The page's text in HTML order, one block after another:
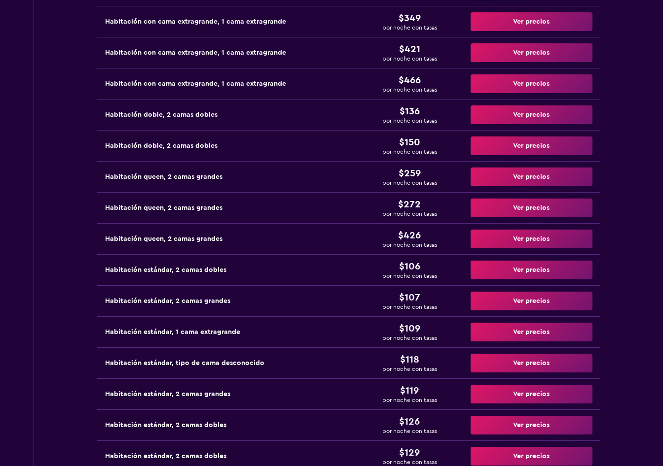
Habitación con cama extragrande, 1 cama extragrande $349
por noche con tasas
Ver precios
Habitación con cama extragrande, 1 cama extragrande $421
por noche con tasas
Ver precios
Habitación con cama extragrande, 1 cama extragrande $466
por noche con tasas
Ver precios
Habitación doble, 2 camas dobles $136
por noche con tasas
Ver precios
Habitación doble, 2 camas dobles $150
por noche con tasas
Ver precios
Habitación queen, 2 camas grandes $259
por noche con tasas
Ver precios
Habitación queen, 2 camas grandes $272
por noche con tasas
Ver precios
Habitación queen, 2 camas grandes $426
por noche con tasas
Ver precios
Habitación estándar, 2 camas dobles $106
por noche con tasas
Ver precios
Habitación estándar, 2 camas grandes $107
por noche con tasas
Ver precios
Habitación estándar, 1 cama extragrande $109
por noche con tasas
Ver precios
Habitación estándar, tipo de cama desconocido $118
por noche con tasas
Ver precios
Habitación estándar, 2 camas grandes $119
por noche con tasas
Ver precios
Habitación estándar, 2 camas dobles $126
por noche con tasas
Ver precios
Habitación estándar, 2 camas dobles $129
por noche con tasas
Ver precios